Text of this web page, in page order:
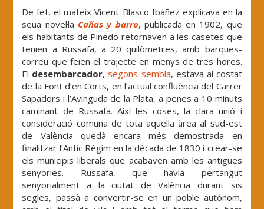
De fet, el mateix Vicent Blasco Ibáñez explicava en la
seua novel·la Cañas y barro, publicada en 1902, que
els habitants de Pinedo retornaven a les casetes que
tenien a Russafa, a 20 quilòmetres, amb barques-
correu que feien el trajecte en menys de tres hores.
El desembarcador,segons sembla, estava al costat
de la Font d’en Corts, en l’actual confluència del Carrer
Sapadors i l’Avinguda de la Plata, a penes a 10 minuts
caminant de Russafa. Així les coses, la clara unió i
consideració comuna de tota aquella àrea al sud-est
de València quedà encara més demostrada en
finalitzar l’Antic Règim en la dècada de 1830 i crear-se
els municipis liberals que acabaven amb les antigues
senyories. Russafa, que havia pertangut
senyorialment a la ciutat de València durant sis
segles, passà a convertir-se en un poble autònom,